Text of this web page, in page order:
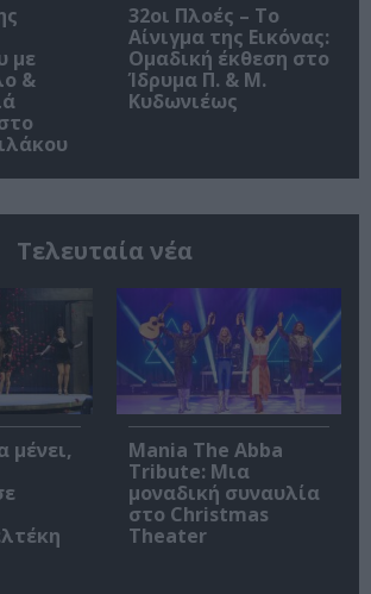
με
&
32οι Πλοές – Το
Αίνιγμα της Εικόνας:
Ομαδική έκθεση στο
Ίδρυμα Π. & Μ.
Κυδωνιέως
Τελευταία νέα
μένει,
Mania The Abba
Tribute: Μια
μοναδική συναυλία
στο Christmas
Theater